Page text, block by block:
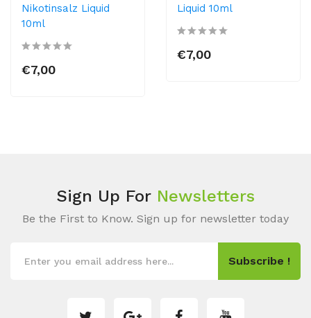
Nikotinsalz Liquid
10ml
€7,00
Liquid 10ml
€7,00
Sign Up For Newsletters
Be the First to Know. Sign up for newsletter today
Subscribe !